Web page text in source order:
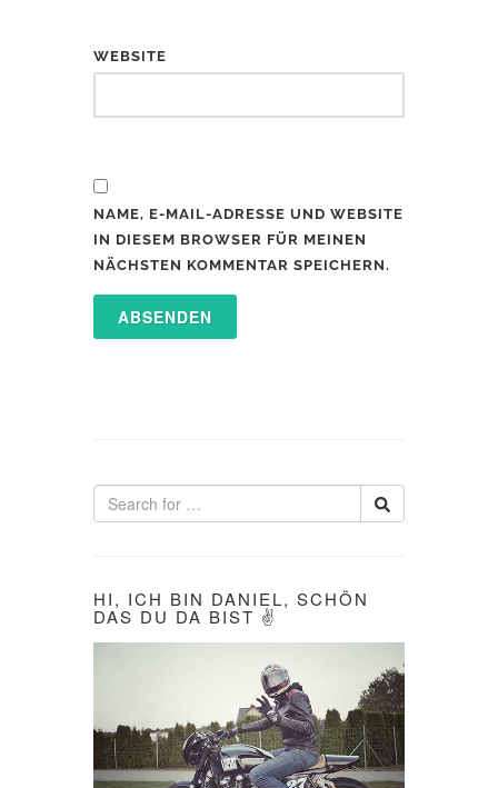
WEBSITE
NAME, E-MAIL-ADRESSE UND WEBSITE
IN DIESEM BROWSER FÜR MEINEN
NÄCHSTEN KOMMENTAR SPEICHERN.
HI, ICH BIN DANIEL, SCHÖN
DAS DU DA BIST ✌